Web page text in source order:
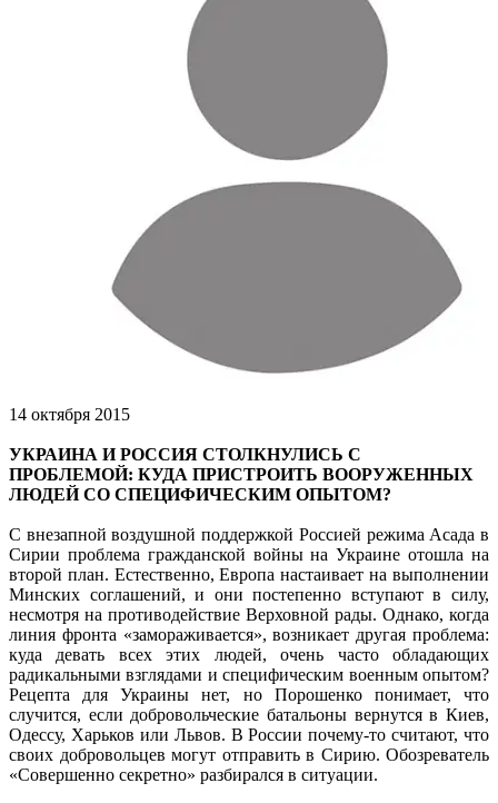
14 октября 2015
УКРАИНА И РОССИЯ СТОЛКНУЛИСЬ С
ПРОБЛЕМОЙ: КУДА ПРИСТРОИТЬ ВООРУЖЕННЫХ
ЛЮДЕЙ СО СПЕЦИФИЧЕСКИМ ОПЫТОМ?
С внезапной воздушной поддержкой Россией режима Асада в
Сирии проб­лема гражданской войны на Украине отошла на
второй план. Естественно, Европа настаивает на выполнении
Минских соглашений, и они постепенно вступают в силу,
несмотря на противодействие Верховной рады. Однако, когда
линия фронта «замораживается», возникает другая проблема:
куда девать всех этих людей, очень часто обладающих
радикальными взглядами и специфическим военным опытом?
Рецепта для Украины нет, но Порошенко понимает, что
случится, если добровольческие батальоны вернутся в Киев,
Одессу, Харьков или Львов. В России почему-то считают, что
своих добровольцев могут отправить в Сирию. Обозреватель
«Совершенно секретно» разбирался в ситуации.